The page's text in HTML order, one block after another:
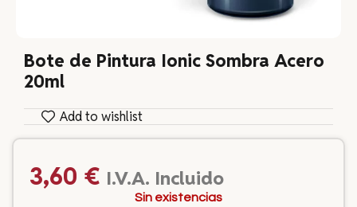
Bote de Pintura Ionic Sombra Acero
20ml
Add to wishlist
3,60 € I.V.A. Incluido
Sin existencias